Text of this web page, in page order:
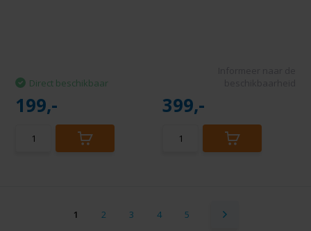
Direct beschikbaar
199,- 399,-
1 2 3 4 5